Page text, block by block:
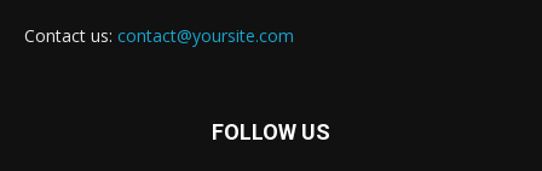
Contact us: contact@yoursite.com
FOLLOW US